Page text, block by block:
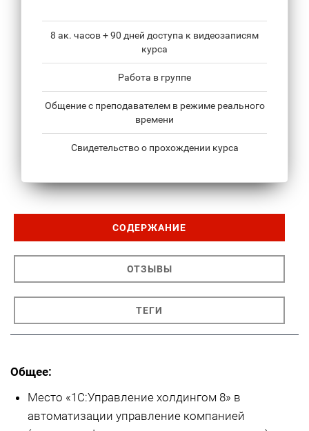
8 ак. часов + 90 дней доступа к видеозаписям
курса
Работа в группе
Общение с преподавателем в режиме реального
времени
Свидетельство о прохождении курса
СОДЕРЖАНИЕ
ОТЗЫВЫ
ТЕГИ
Общее:
Место «1С:Управление холдингом 8» в
автоматизации управление компанией